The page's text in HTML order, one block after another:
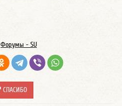
Форумы - SU
СПАСИБО